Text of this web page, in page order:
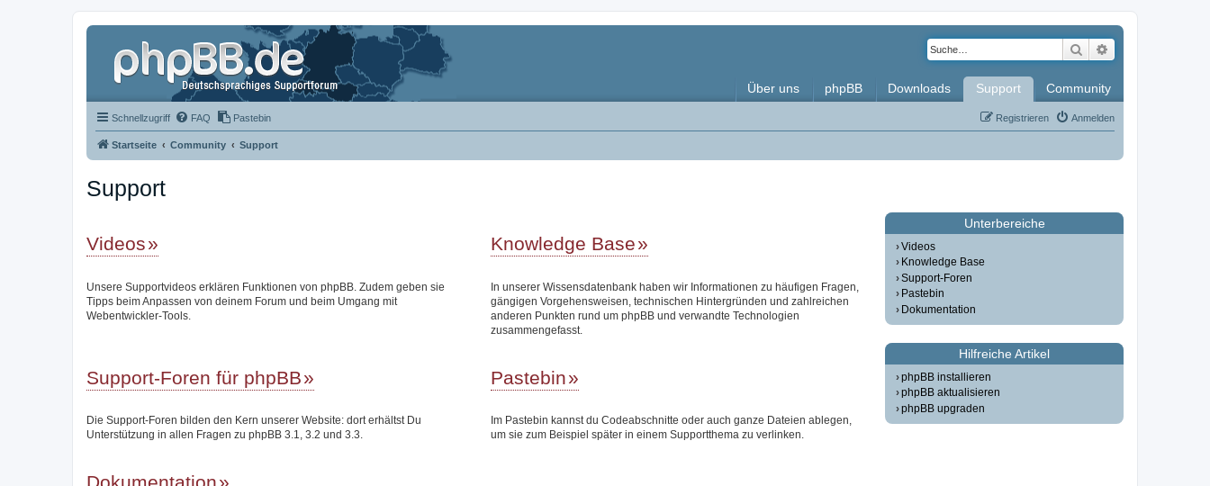
Suche
Über uns phpBB Downloads Support Community
Schnellzugriff FAQ Pastebin Anmelden
Registrieren
Startseite Community Support
Support
Videos
Unsere Supportvideos erklären Funktionen von phpBB. Zudem geben sie
Tipps beim Anpassen von deinem Forum und beim Umgang mit
Webentwickler-Tools.
Knowledge Base
In unserer Wissensdatenbank haben wir Informationen zu häufigen Fragen,
gängigen Vorgehensweisen, technischen Hintergründen und zahlreichen
anderen Punkten rund um phpBB und verwandte Technologien
zusammengefasst.
Support-Foren für phpBB
Die Support-Foren bilden den Kern unserer Website: dort erhältst Du
Unterstützung in allen Fragen zu phpBB 3.1, 3.2 und 3.3.
Pastebin
Im Pastebin kannst du Codeabschnitte oder auch ganze Dateien ablegen,
um sie zum Beispiel später in einem Supportthema zu verlinken.
Unterbereiche
Videos
Knowledge Base
Support-Foren
Pastebin
Dokumentation
Hilfreiche Artikel
phpBB installieren
phpBB aktualisieren
phpBB upgraden